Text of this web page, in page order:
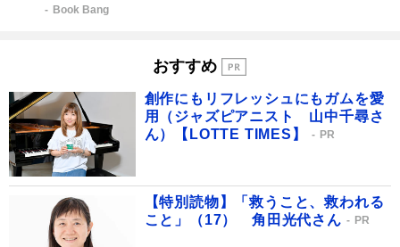
Book Bang
おすすめ
創作にもリフレッシュにもガムを愛
用（ジャズピアニスト 山中千尋さ
ん）【LOTTE TIMES】
PR
【特別読物】「救うこと、救われる
こと」（17） 角田光代さん
PR